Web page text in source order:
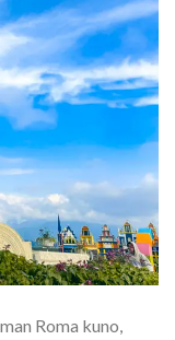
Roma kuno,